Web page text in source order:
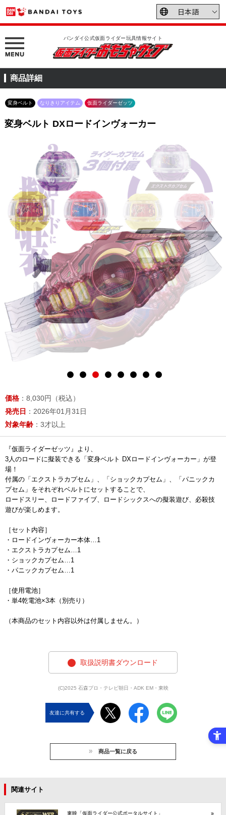
バンダイ公式仮面ライダー玩具情報サイト
商品詳細
変身ベルト なりきりアイテム 仮面ライダーゼッツ
変身ベルト DXロードインヴォーカー
価格 ：8,030円（税込）
発売日 ：2026年01月31日
対象年齢 ：3才以上
『仮面ライダーゼッツ』より、
3人のロードに擬装できる「変身ベルト DXロードインヴォーカー」が登
場！
付属の「エクストラカプセム」、「ショックカプセム」、「パニックカ
プセム」をそれぞれベルトにセットすることで、
ロードスリー、ロードファイブ、ロードシックスへの擬装遊び、必殺技
遊びが楽しめます。
［セット内容］
・ロードインヴォーカー本体…1
・エクストラカプセム…1
・ショックカプセム…1
・パニックカプセム…1
［使用電池］
・単4乾電池×3本（別売り）
（本商品のセット内容以外は付属しません。）
取扱説明書ダウンロード
(C)2025 石森プロ・テレビ朝日・ADK EM・東映
友達に共有する
商品一覧に戻る
関連サイト
東映「仮面ライダー公式ポータルサイト」